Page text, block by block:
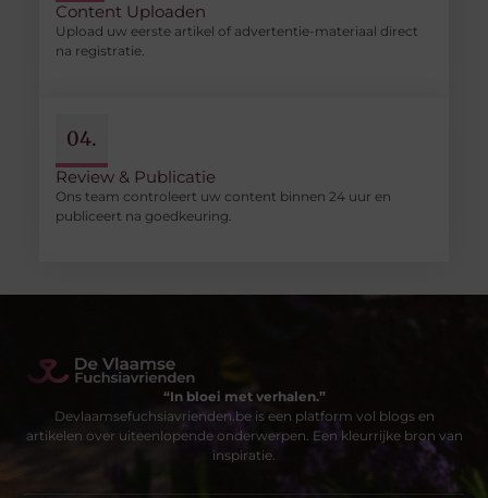
Content Uploaden
Upload uw eerste artikel of advertentie-materiaal direct
na registratie.
04.
Review & Publicatie
Ons team controleert uw content binnen 24 uur en
publiceert na goedkeuring.
“In bloei met verhalen.”
Devlaamsefuchsiavrienden.be is een platform vol blogs en
artikelen over uiteenlopende onderwerpen. Een kleurrijke bron van
inspiratie.